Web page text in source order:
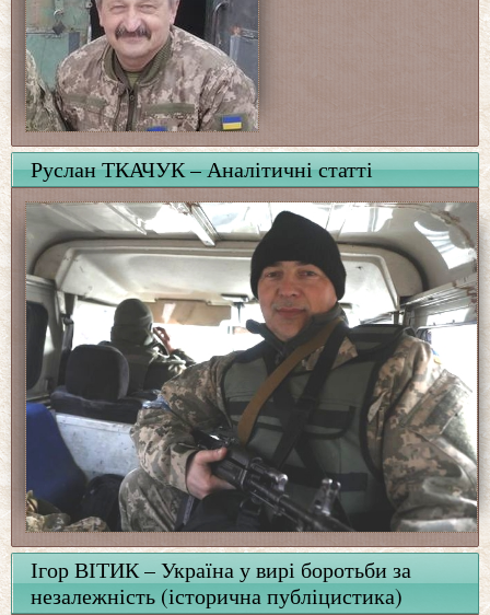
Руслан ТКАЧУК – Аналітичні статті
Ігор ВІТИК – Україна у вирі боротьби за
незалежність (історична публіцистика)